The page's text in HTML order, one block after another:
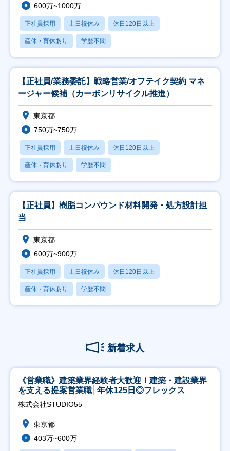
600万~1000万
正社員採用 土日祝休み 休日120日以上
産休・育休あり 学歴不問
【正社員/業務委託】戦略営業/オフテイク契約 マネ
ージャー候補（カーボンリサイクル推進）
東京都
750万~750万
正社員採用 土日祝休み 休日120日以上
産休・育休あり 学歴不問
【正社員】樹脂コンパウンド材料開発・処方設計担
当
東京都
600万~900万
正社員採用 土日祝休み 休日120日以上
産休・育休あり 学歴不問
新着求人
《営業職》建築業界経験者大歓迎！建築・建設業界
を支える提案営業職│年休125日◎フレックス
株式会社STUDIO55
東京都
403万~600万